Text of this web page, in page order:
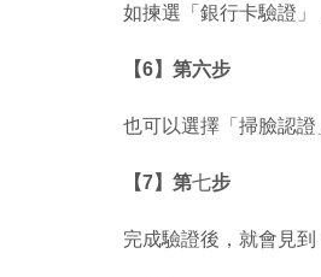
如揀選「銀行卡驗證」
【6】第六步
也可以選擇「掃臉認證
【7】第七步
完成驗證後，就會見到